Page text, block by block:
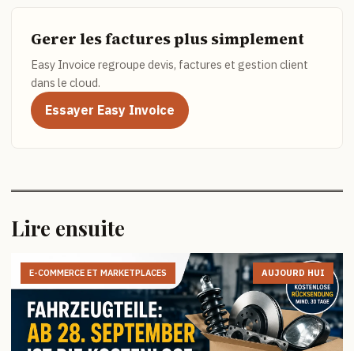
Gerer les factures plus simplement
Easy Invoice regroupe devis, factures et gestion client
dans le cloud.
Essayer Easy Invoice
Lire ensuite
E-COMMERCE ET MARKETPLACES AUJOURD HUI